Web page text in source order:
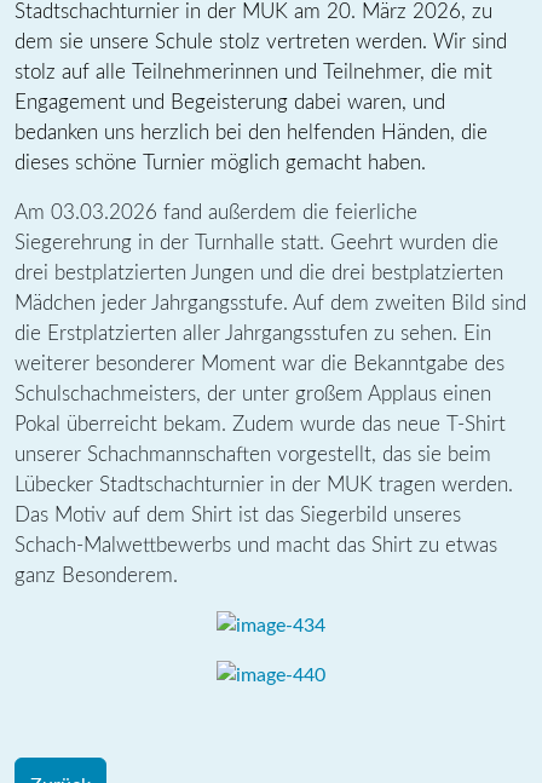
Stadtschachturnier in der MUK am 20. März 2026, zu
dem sie unsere Schule stolz vertreten werden. Wir sind
stolz auf alle Teilnehmerinnen und Teilnehmer, die mit
Engagement und Begeisterung dabei waren, und
bedanken uns herzlich bei den helfenden Händen, die
dieses schöne Turnier möglich gemacht haben.
Am 03.03.2026 fand außerdem die feierliche
Siegerehrung in der Turnhalle statt. Geehrt wurden die
drei bestplatzierten Jungen und die drei bestplatzierten
Mädchen jeder Jahrgangsstufe. Auf dem zweiten Bild sind
die Erstplatzierten aller Jahrgangsstufen zu sehen. Ein
weiterer besonderer Moment war die Bekanntgabe des
Schulschachmeisters, der unter großem Applaus einen
Pokal überreicht bekam. Zudem wurde das neue T-Shirt
unserer Schachmannschaften vorgestellt, das sie beim
Lübecker Stadtschachturnier in der MUK tragen werden.
Das Motiv auf dem Shirt ist das Siegerbild unseres
Schach-Malwettbewerbs und macht das Shirt zu etwas
ganz Besonderem.